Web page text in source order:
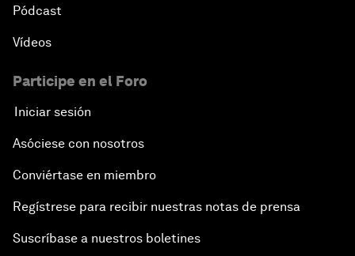
Pódcast
Vídeos
Participe en el Foro
Iniciar sesión
Asóciese con nosotros
Conviértase en miembro
Regístrese para recibir nuestras notas de prensa
Suscríbase a nuestros boletines